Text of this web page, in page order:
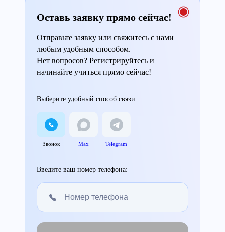
Оставь заявку прямо сейчас!
Отправьте заявку или свяжитесь с нами
любым удобным способом.
Нет вопросов? Регистрируйтесь и
начинайте учиться прямо сейчас!
Выберите удобный способ связи:
Звонок Max Telegram
Введите ваш номер телефона: